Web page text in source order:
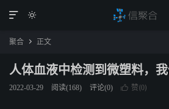


聚合  正文
人体血液中检测到微塑料，我
2022-03-29 阅读(168) 评论(0)  赞(0)